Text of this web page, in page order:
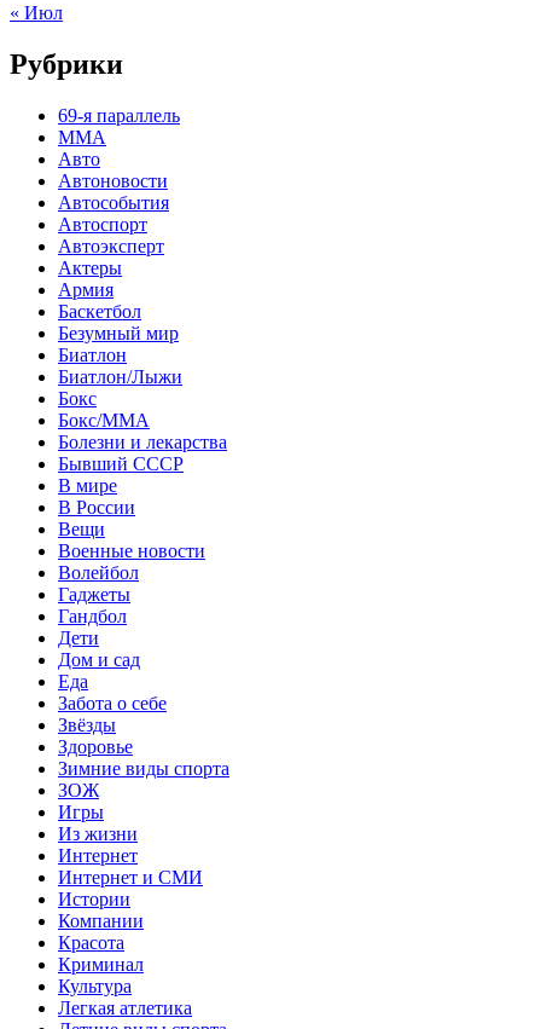
« Июл
Рубрики
69-я параллель
MMA
Авто
Автоновости
Автособытия
Автоспорт
Автоэксперт
Актеры
Армия
Баскетбол
Безумный мир
Биатлон
Биатлон/Лыжи
Бокс
Бокс/MMA
Болезни и лекарства
Бывший СССР
В мире
В России
Вещи
Военные новости
Волейбол
Гаджеты
Гандбол
Дети
Дом и сад
Еда
Забота о себе
Звёзды
Здоровье
Зимние виды спорта
ЗОЖ
Игры
Из жизни
Интернет
Интернет и СМИ
Истории
Компании
Красота
Криминал
Культура
Легкая атлетика